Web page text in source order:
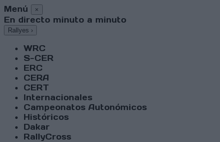
Menú ×
En directo minuto a minuto
Rallyes ›
WRC
S-CER
ERC
CERA
CERT
Internacionales
Campeonatos Autonómicos
Históricos
Dakar
RallyCross